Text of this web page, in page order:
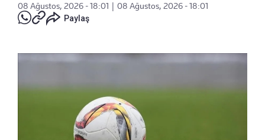
08 Ağustos, 2026 - 18:01
08 Ağustos, 2026 - 18:01
Paylaş